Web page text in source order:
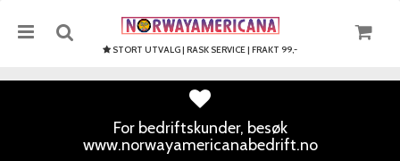
STORT UTVALG | RASK SERVICE | FRAKT 99,-
For bedriftskunder, besøk
www.norwayamericanabedrift.no